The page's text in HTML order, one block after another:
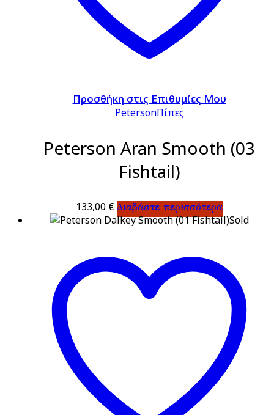
Προσθήκη στις Επιθυμίες Μου
PetersonΠίπες
Peterson Aran Smooth (03
Fishtail)
133,00 € Διαβάστε περισσότερα
Sold